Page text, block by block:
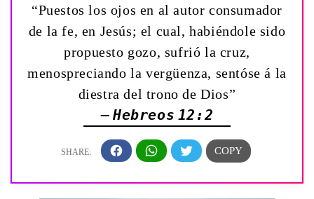
“Puestos los ojos en al autor consumador
de la fe, en Jesús; el cual, habiéndole sido
propuesto gozo, sufrió la cruz,
menospreciando la vergüenza, sentóse á la
diestra del trono de Dios”
— Hebreos 12:2